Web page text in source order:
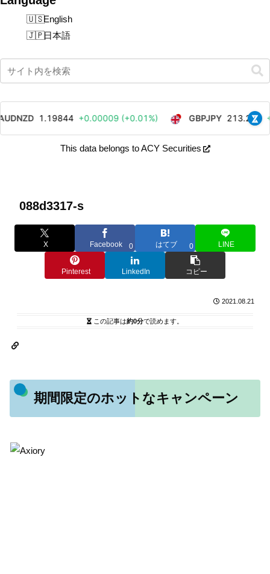
English
日本語
This data belongs to ACY Securities
088d3317-s
X Facebook 0 はてブ 0 LINE
Pinterest LinkedIn コピー
2021.08.21
この記事は約0分で読めます。
期間限定のホットなキャンペーン